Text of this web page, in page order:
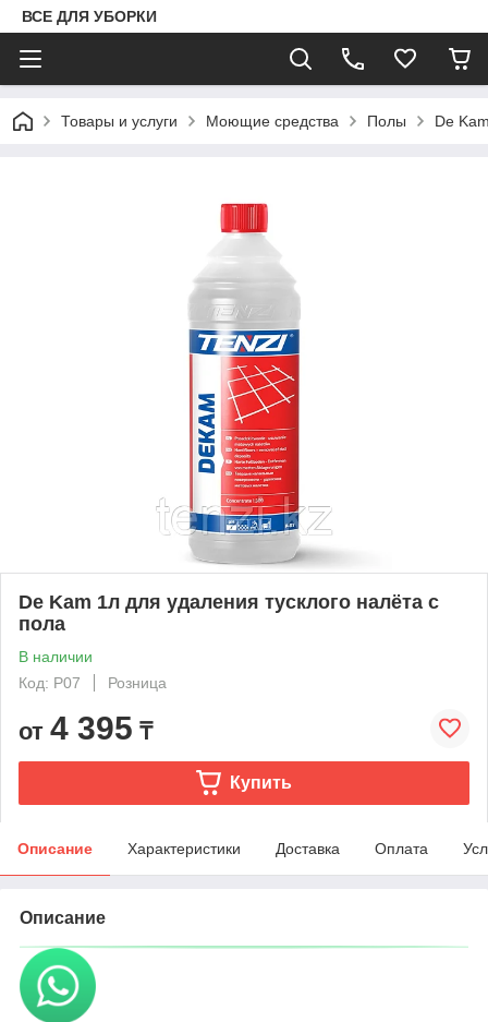
ВСЕ ДЛЯ УБОРКИ
Товары и услуги Моющие средства Полы De
De Kam 1л для удаления тусклого налёта с
пола
В наличии
Код: P07
Розница
от 4 395 ₸
Купить
Описание Характеристики Доставка Оплата
Описание